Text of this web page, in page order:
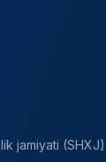
jamiyati (SHXJ)